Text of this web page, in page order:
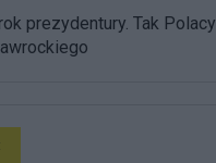
prezydentury. Tak Polacy